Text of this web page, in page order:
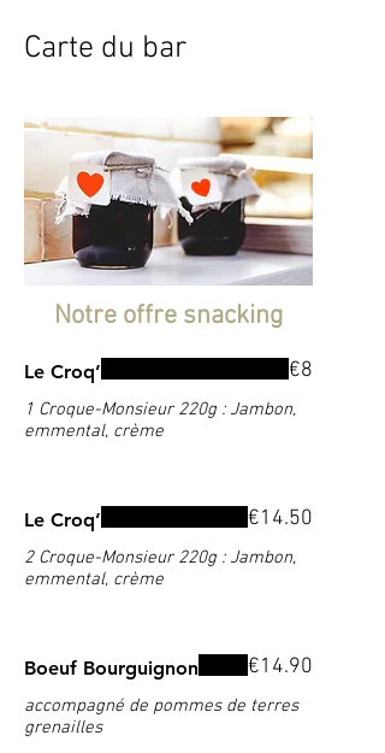
Carte du bar
Notre offre snacking
Le Croq’
1 Croque-Monsieur 220g : Jambon,
emmental, crème
€8
Le Croq’
2 Croque-Monsieur 220g : Jambon,
emmental, crème
€14.50
Boeuf Bourguignon
accompagné de pommes de terres
grenailles
€14.90